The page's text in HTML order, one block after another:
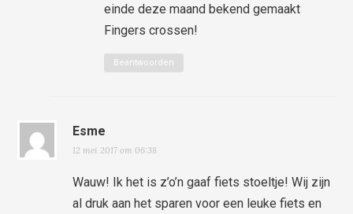
einde deze maand bekend gemaakt
Fingers crossen!
Beantwoorden
Esme
12 mei 2017 om 06:38
Wauw! Ik het is z’o’n gaaf fiets stoeltje! Wij zijn
al druk aan het sparen voor een leuke fiets en